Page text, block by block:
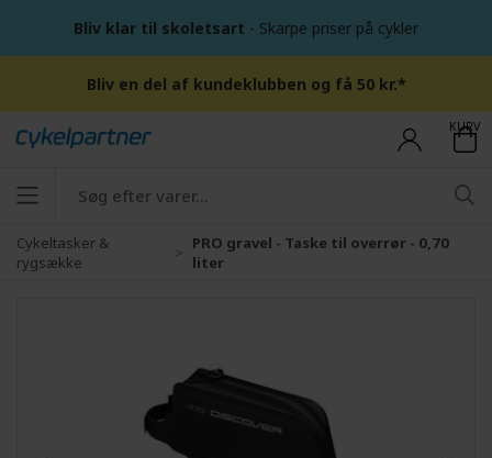
Bliv klar til skoletsart - Skarpe priser på cykler
Bliv en del af kundeklubben og få 50 kr.*
KURV
Cykeltasker &
rygsække
PRO gravel - Taske til overrør - 0,70
liter